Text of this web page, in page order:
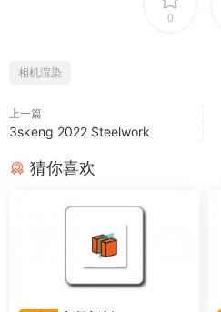
0
相机渲染
上一篇
3skeng 2022 Steelwork
猜你喜欢